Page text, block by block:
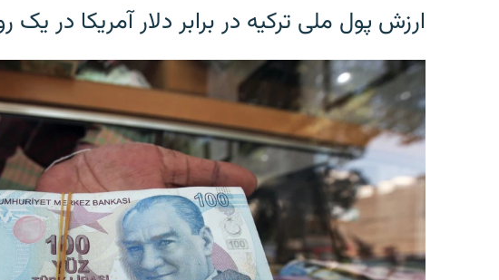
ارزش پول ملی ترکیه در برابر دلار آمریکا در یک روز ۱۸ درصد سقوط